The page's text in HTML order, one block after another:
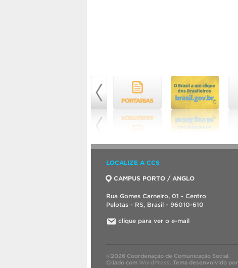
LOCALIZE A CCS
CAMPUS PORTO / ANGLO
Rua Gomes Carneiro, 01 - Centro
Pelotas - RS, Brasil - 96010-610
clique para ver o e-mail
©2026 Coordenação de Comunicação Social.
Criado com WordPress. Tema desenvolvido por